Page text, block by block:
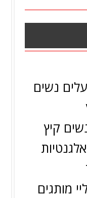
נשים
קיץ
מותגים